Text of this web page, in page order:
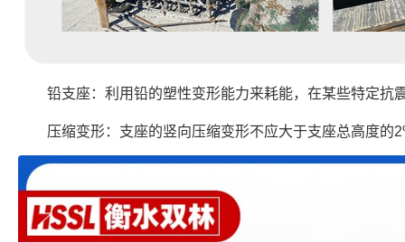
铅支座：利用铅的塑性变形能力来耗能，在某些特定抗
压缩变形：支座的竖向压缩变形不应大于支座总高度的